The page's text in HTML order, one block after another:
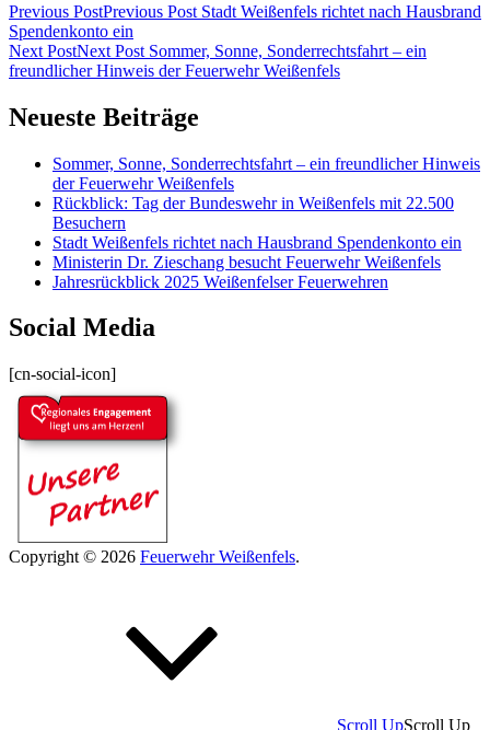
Previous PostPrevious Post Stadt Weißenfels richtet nach Hausbrand
Spendenkonto ein
Next PostNext Post Sommer, Sonne, Sonderrechtsfahrt – ein
freundlicher Hinweis der Feuerwehr Weißenfels
Neueste Beiträge
Sommer, Sonne, Sonderrechtsfahrt – ein freundlicher Hinweis
der Feuerwehr Weißenfels
Rückblick: Tag der Bundeswehr in Weißenfels mit 22.500
Besuchern
Stadt Weißenfels richtet nach Hausbrand Spendenkonto ein
Ministerin Dr. Zieschang besucht Feuerwehr Weißenfels
Jahresrückblick 2025 Weißenfelser Feuerwehren
Social Media
[cn-social-icon]
Copyright © 2026 Feuerwehr Weißenfels.
Scroll UpScroll Up